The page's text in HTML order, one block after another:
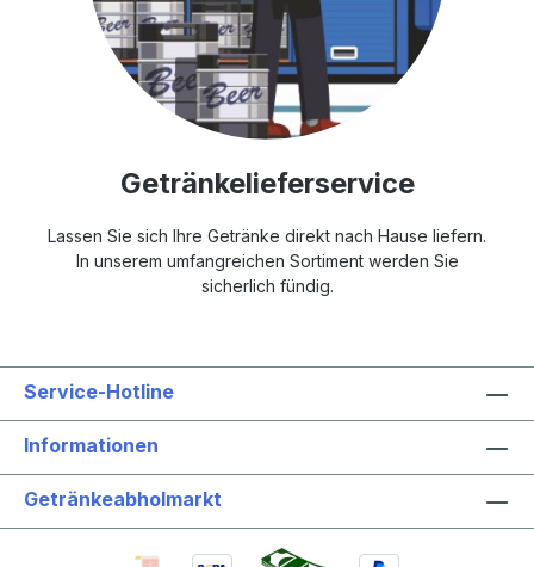
Getränkelieferservice
Lassen Sie sich Ihre Getränke direkt nach Hause liefern.
In unserem umfangreichen Sortiment werden Sie
sicherlich fündig.
Service-Hotline
Informationen
Getränkeabholmarkt